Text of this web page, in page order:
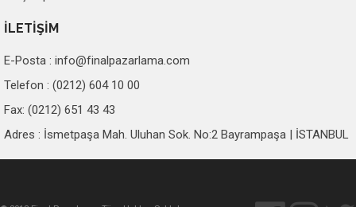
İLETİŞİM
E-Posta : info@finalpazarlama.com
Telefon : (0212) 604 10 00
Fax: (0212) 651 43 43
Adres : İsmetpaşa Mah. Uluhan Sok. No:2 Bayrampaşa | İSTANBUL